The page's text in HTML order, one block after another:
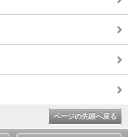
ページの先頭へ戻る